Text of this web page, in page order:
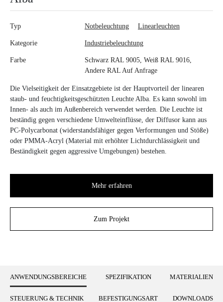
Typ Notbeleuchtung Linearleuchten
Kategorie Industriebeleuchtung
Farbe
Schwarz RAL 9005, Weiß RAL 9016,
Andere RAL Auf Anfrage
Die Vielseitigkeit der Einsatzgebiete ist der Hauptvorteil der linearen
staub- und feuchtigkeitsgeschützten Leuchte Alba. Es kann sowohl im
Innen- als auch im Außenbereich verwendet werden. Die Leuchte ist
beständig gegen verschiedene Umwelteinflüsse, der Diffusor kann aus
PC-Polycarbonat (widerstandsfähiger gegen Verformungen und Stöße)
oder PMMA-Acryl (Material mit erhöhter Lichtdurchlässigkeit und
Beständigkeit gegen aggressive Umgebungen) bestehen.
Mehr erfahren
Zum Projekt
ANWENDUNGSBEREICHE SPEZIFIKATION MATERIALIEN
STEUERUNG & TECHNIK BEFESTIGUNGSART DOWNLOADS